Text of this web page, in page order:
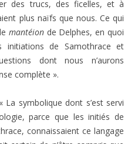
des trucs, des ficelles, et à
plus naïfs que nous. Ce qui
mantéionde Delphes, en quoi
initiations de Samothrace et
dont nous n’aurons
complète ».
symbolique dont s’est servi
parce que les initiés de
connaissaient ce langage